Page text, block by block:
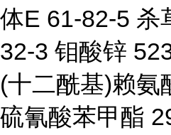
体E 61-82-5 杀
32-3 钼酸锌
(十二酰基)赖氨
硫氰酸苯甲酯